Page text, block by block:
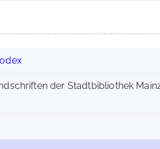
der Stadtbibliothek